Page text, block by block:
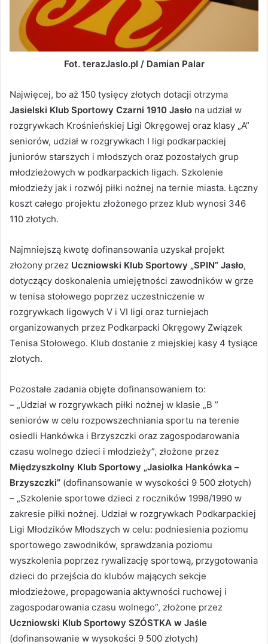
Fot. terazJaslo.pl / Damian Palar
Najwięcej, bo aż 150 tysięcy złotych dotacji otrzyma
Jasielski Klub Sportowy Czarni 1910 Jasło na udział w
rozgrywkach Krośnieńskiej Ligi Okręgowej oraz klasy „A”
seniorów, udział w rozgrywkach I ligi podkarpackiej
juniorów starszych i młodszych oraz pozostałych grup
młodzieżowych w podkarpackich ligach. Szkolenie
młodzieży jak i rozwój piłki nożnej na ternie miasta. Łączny
koszt całego projektu złożonego przez klub wynosi 346
110 złotych.
Najmniejszą kwotę dofinansowania uzyskał projekt
złożony przez Uczniowski Klub Sportowy „SPIN” Jasło,
dotyczący doskonalenia umiejętności zawodników w grze
w tenisa stołowego poprzez uczestniczenie w
rozgrywkach ligowych V i VI ligi oraz turniejach
organizowanych przez Podkarpacki Okręgowy Związek
Tenisa Stołowego. Klub dostanie z miejskiej kasy 4 tysiące
złotych.
Pozostałe zadania objęte dofinansowaniem to:
– „Udział w rozgrywkach piłki nożnej w klasie „B ”
seniorów w celu rozpowszechniania sportu na terenie
osiedli Hankówka i Brzyszczki oraz zagospodarowania
czasu wolnego dzieci i młodzieży”, złożone przez
Międzyszkolny Klub Sportowy „Jasiołka Hankówka –
Brzyszczki” (dofinansowanie w wysokości 9 500 złotych)
– „Szkolenie sportowe dzieci z roczników 1998/1990 w
zakresie piłki nożnej. Udział w rozgrywkach Podkarpackiej
Ligi Młodzików Młodszych w celu: podniesienia poziomu
sportowego zawodników, sprawdzania poziomu
wyszkolenia poprzez rywalizację sportową, przygotowania
dzieci do przejścia do klubów mających sekcje
młodzieżowe, propagowania aktywności ruchowej i
zagospodarowania czasu wolnego”, złożone przez
Uczniowski Klub Sportowy SZÓSTKA w Jaśle
(dofinansowanie w wysokości 9 500 złotych)